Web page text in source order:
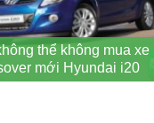
thể không mua xe
mới Hyundai i20